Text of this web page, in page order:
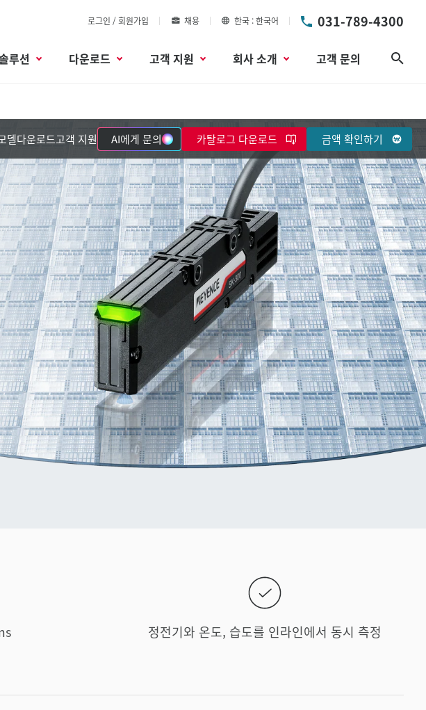
로그인 / 회원가입 채용 한국 한국어 031-789-4300
루션 다운로드 고객 지원 회사 소개 고객 문의
델다운로드고객 지원 AI에게 문의 카탈로그 다운로드 금액 확인하기
정전기와 온도, 습도를 인라인에서 동시 측정